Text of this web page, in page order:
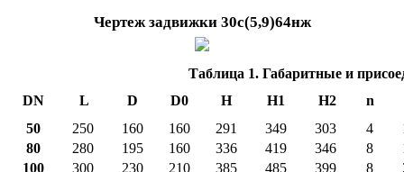
Чертеж задвижки 30с(5,9)64нж
Таблица 1. Габаритные и
DN
L D D0 H H1 H2 n
50
250 160 160 291 349 303 4
80
280 195 160 336 419 346 8
100
300 230 210 385 485 399 8